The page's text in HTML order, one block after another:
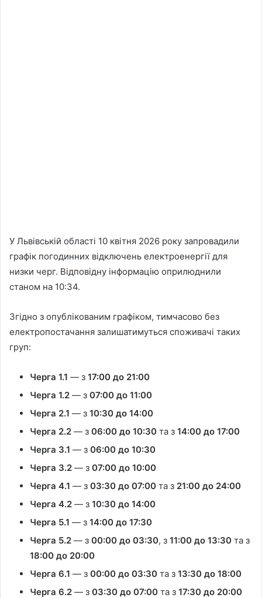
У Львівській області 10 квітня 2026 року запровадили
графік погодинних відключень електроенергії для
низки черг. Відповідну інформацію оприлюднили
станом на 10:34.
Згідно з опублікованим графіком, тимчасово без
електропостачання залишатимуться споживачі таких
груп:
Черга 1.1 — з 17:00 до 21:00
Черга 1.2 — з 07:00 до 11:00
Черга 2.1 — з 10:30 до 14:00
Черга 2.2 — з 06:00 до 10:30 та з 14:00 до 17:00
Черга 3.1 — з 06:00 до 10:30
Черга 3.2 — з 07:00 до 10:00
Черга 4.1 — з 03:30 до 07:00 та з 21:00 до 24:00
Черга 4.2 — з 10:30 до 14:00
Черга 5.1 — з 14:00 до 17:30
Черга 5.2 — з 00:00 до 03:30, з 11:00 до 13:30 та з
18:00 до 20:00
Черга 6.1 — з 00:00 до 03:30 та з 13:30 до 18:00
Черга 6.2 — з 03:30 до 07:00 та з 17:30 до 20:00